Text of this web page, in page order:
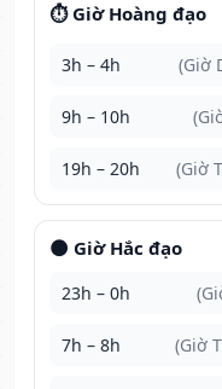
⏱️ Giờ Hoàng đạo
3h – 4h (Giờ
9h – 10h
19h – 20h (Giờ
🌑 Giờ Hắc đạo
23h – 0h
7h – 8h (Giờ